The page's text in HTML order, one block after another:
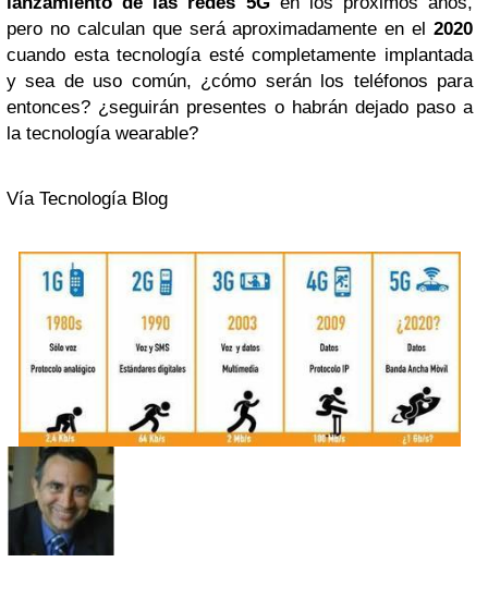
pero no calculan que será aproximadamente en el 2020
cuando esta tecnología esté completamente implantada
y sea de uso común, ¿cómo serán los teléfonos para
entonces? ¿seguirán presentes o habrán dejado paso a
la tecnología wearable?
Vía Tecnología Blog